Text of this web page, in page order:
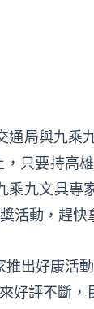
局與九乘
只要持高
乘九文具
活動，趕
出好康活動
好評不斷